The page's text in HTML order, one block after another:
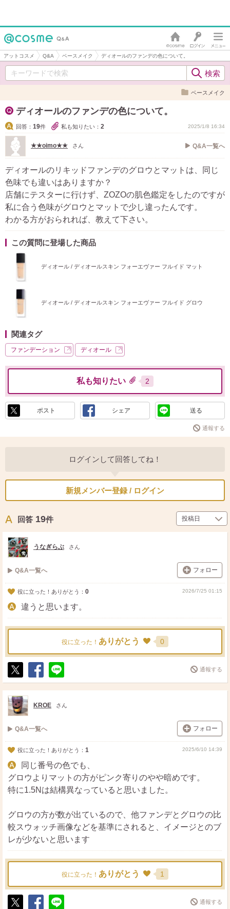
アットコスメ Q&A ベースメイク ディオールのファンデの色について。
ベースメイク
ディオールのファンデの色について。
回答： 19件 私も知りたい： 2 2025/1/8 16:34
★★oimo★★ さん Q&A一覧へ
ディオールのリキッドファンデのグロウとマットは、同じ
色味でも違いはありますか？
店舗にテスターに行けず、ZOZOの肌色鑑定をしたのですが
私に合う色味がグロウとマットで少し違ったんです。
わかる方がおられれば、教えて下さい。
この質問に登場した商品
ディオール / ディオールスキン フォーエヴァー フルイド マット
ディオール / ディオールスキン フォーエヴァー フルイド グロウ
関連タグ
ファンデーション ディオール
私も知りたい 2
ポスト シェア 送る
通報する
ログインして回答してね！
新規メンバー登録 / ログイン
回答 19件
うなぎらぶ さん
Q&A一覧へ フォロー
役に立った！ありがとう： 0 2026/7/25 01:15
違うと思います。
役に立った！ ありがとう 0
ポ
ス
ト
シ
ェ
送
る
通報する
KROE さん
Q&A一覧へ フォロー
役に立った！ありがとう： 1 2025/6/10 14:39
同じ番号の色でも、
グロウよりマットの方がピンク寄りのやや暗めです。
特に1.5Nは結構異なっていると思いました。
グロウの方が数が出ているので、他ファンデとグロウの比
較スウォッチ画像などを基準にされると、イメージとのブ
レが少ないと思います
役に立った！ ありがとう 1
通報する